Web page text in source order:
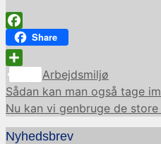
Facebook
Share
Share
Kategorier
Arbejdsmiljø
Sådan kan man også tage
Nu kan vi genbruge de
Nyhedsbrev